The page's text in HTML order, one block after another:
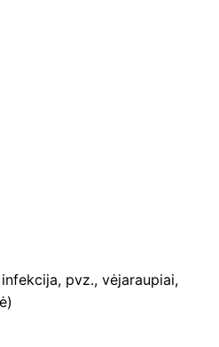
pvz., vėjaraupiai,